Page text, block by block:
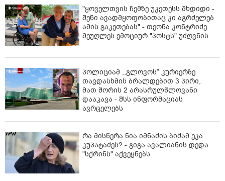
"ყოველთვის ჩემზე უკეთესს მხდიდი -
შენი ავადმყოფობითაც კი აგრძელებ
ამის გაკეთებას" - თეონა კონტრიძე
მეუღლეს ემოციურ "პოსტს" უძღვნის
პოლიციამ ,,გლოვოს” კურიერზე
თავდასხმის ბრალდებით 3 პირი,
მათ შორის 2 არასრულწლოვანი
დააკავა - შსს ინფორმაციას
ავრცელებს
რა მისწერა ნია იმნაძის ბიძამ ეკა
კუპატაძეს? - გიგა ავალიანის დედა
"სქრინს" აქვეყნებს